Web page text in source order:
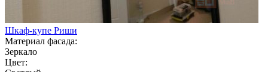
Шкаф-купе Риши
Материал фасада:
Зеркало
Цвет: